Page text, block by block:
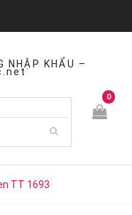
NHẬP KHẨU –
0
TT 1693